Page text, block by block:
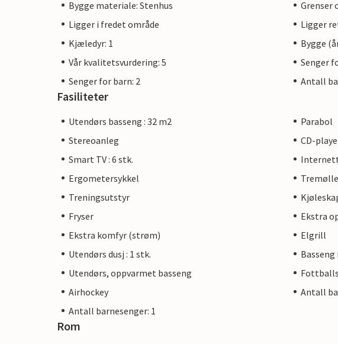
Bygge materiale: Stenhus
Grenser
Ligger i fredet område
Ligger
Kjæledyr: 1
Bygge
Vår kvalitetsvurdering: 5
Senger
Senger for barn: 2
Antall
Fasiliteter
Utendørs basseng : 32 m2
Parabol
Stereoanleg
CD-
Smart TV : 6 stk.
Ergometersykkel
Tremølle
Treningsutstyr
Fryser
Ekstra
Ekstra komfyr (strøm)
Elgrill
Utendørs dusj : 1 stk.
Utendørs, oppvarmet basseng
Airhockey
Antall
Antall barnesenger: 1
Rom